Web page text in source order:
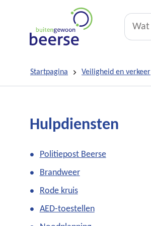
bestuur
Wat
zoek
je?
Startpagina Veiligheid en verkeer
Hulpdiensten
Thema's
Politiepost Beerse
Brandweer
Rode kruis
AED-toestellen